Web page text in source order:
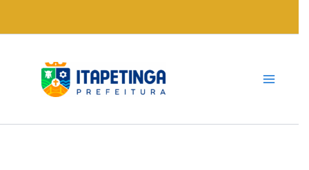
conteúdo